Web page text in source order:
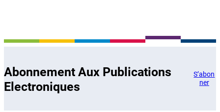
Abonnement Aux Publications
Electroniques
S’abon
ner